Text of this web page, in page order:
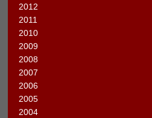
2012
2011
2010
2009
2008
2007
2006
2005
2004